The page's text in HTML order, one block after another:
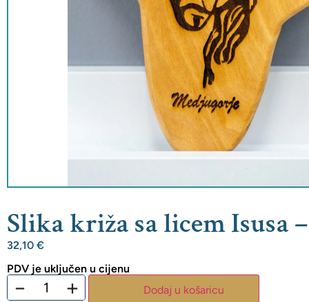
Slika križa sa licem Isusa
32,10 €
PDV je uključen u cijenu
− + Dodaj u košaricu